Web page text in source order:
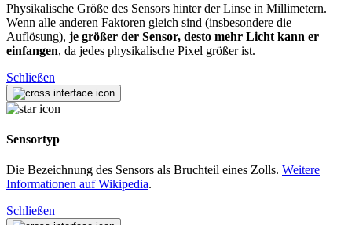
Physikalische Größe des Sensors hinter der Linse in Millimetern.
Wenn alle anderen Faktoren gleich sind (insbesondere die
Auflösung), je größer der Sensor, desto mehr Licht kann er
einfangen, da jedes physikalische Pixel größer ist.
Schließen
Sensortyp
Die Bezeichnung des Sensors als Bruchteil eines Zolls. Weitere
Informationen auf Wikipedia.
Schließen